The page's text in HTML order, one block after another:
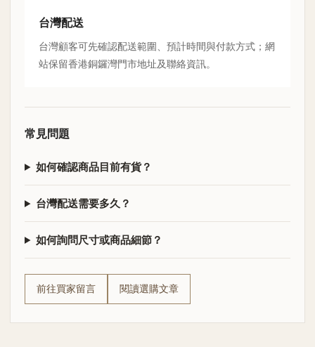
台灣配送
台灣顧客可先確認配送範圍、預計時間與付款方式；網
站保留香港銅鑼灣門市地址及聯絡資訊。
常見問題
如何確認商品目前有貨？
台灣配送需要多久？
如何詢問尺寸或商品細節？
前往買家留言 閱讀選購文章